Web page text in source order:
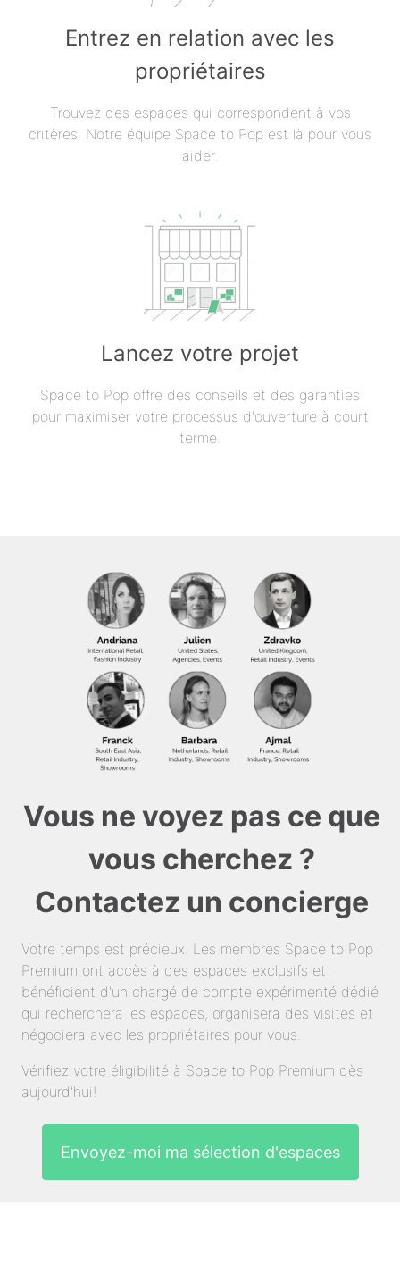
Entrez en relation avec les
propriétaires
Trouvez des espaces qui correspondent à vos
critères. Notre équipe Space to Pop est là pour vous
aider.
Lancez votre projet
Space to Pop offre des conseils et des garanties
pour maximiser votre processus d'ouverture à court
terme.
Vous ne voyez pas ce que
vous cherchez ?
Contactez un concierge
Votre temps est précieux. Les membres Space to Pop
Premium ont accès à des espaces exclusifs et
bénéficient d'un chargé de compte expérimenté dédié
qui recherchera les espaces, organisera des visites et
négociera avec les propriétaires pour vous.
Vérifiez votre éligibilité à Space to Pop Premium dès
aujourd'hui!
Envoyez-moi ma sélection d'espaces